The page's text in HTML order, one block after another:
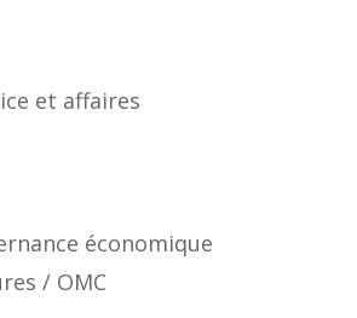
et affaires
économique
/ OMC